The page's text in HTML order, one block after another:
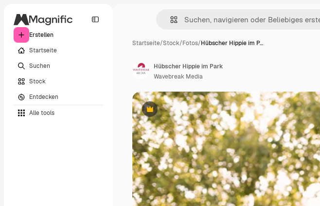
Erstellen
Startseite
Suchen
Stock
Entdecken
Alle tools
Startseite/Stock/Fotos/Hübscher Hippie im P…
Premium
Hübscher Hippie im Park
Wavebreak Media